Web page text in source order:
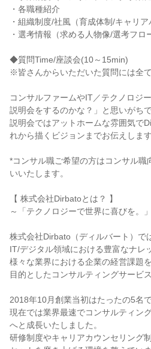
・各職種紹介
・組織制度/社風（育成体制/キャリア
・選考情報（求める人物像/選考フロ
◆質問Time/座談会(10～15min)
※皆さんからいただいた質問には全
コンサルファームやIT／テクノロジ
説明会をするのかな？」と思いがちで
説明会ではアットホームな雰囲気で
れから描くビジョンまでお伝えします
*コンサル職ご希望の方はコンサル職
いいたします。
【 株式会社Dirbatoとは？ 】
～「テクノロジーで世界に喜びを。
株式会社Dirbato（ディルバート）で
IT/デジタル領域における豊富なナレ
様々な業界における企業の経営課題
目的としたコンサルティングサービ
2018年10月創業当初はたったの5名
現在では業界最速でコンサルティン
へと成長いたしました。
研修制度やキャリアカウンセリング